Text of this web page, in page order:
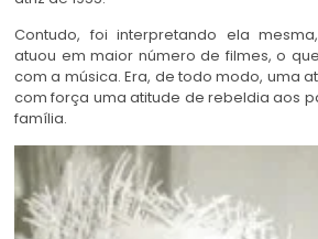
Contudo, foi interpretando ela
atuou em maior número de filmes, o
com a música. Era, de todo modo, uma
com força uma atitude de rebeldia aos
família.